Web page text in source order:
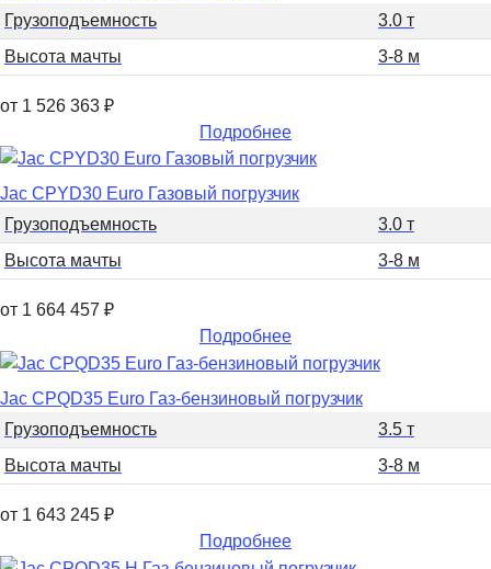
Грузоподъемность
3.0 т
Высота мачты
3-8 м
от 1 526 363 ₽
Подробнее
Jac CPYD30 Euro Газовый погрузчик
Грузоподъемность
3.0 т
Высота мачты
3-8 м
от 1 664 457 ₽
Подробнее
Jac CPQD35 Euro Газ-бензиновый погрузчик
Грузоподъемность
3.5 т
Высота мачты
3-8 м
от 1 643 245 ₽
Подробнее